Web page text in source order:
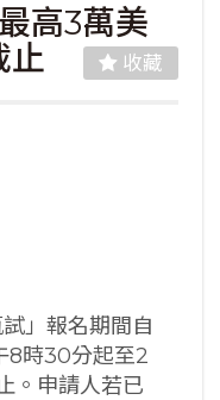
高3萬美
收藏
」報名期間自
8時30分起至2
。申請人若已